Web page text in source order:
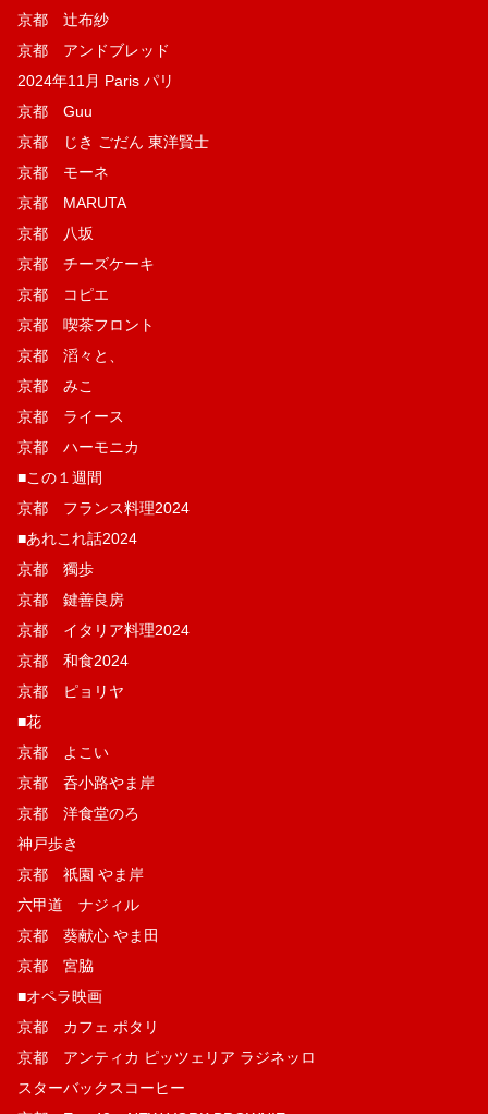
京都 辻布紗
京都 アンドブレッド
2024年11月 Paris パリ
京都 Guu
京都 じき ごだん 東洋賢士
京都 モーネ
京都 MARUTA
京都 八坂
京都 チーズケーキ
京都 コピエ
京都 喫茶フロント
京都 滔々と、
京都 みこ
京都 ライース
京都 ハーモニカ
■この１週間
京都 フランス料理2024
■あれこれ話2024
京都 獨歩
京都 鍵善良房
京都 イタリア料理2024
京都 和食2024
京都 ピョリヤ
■花
京都 よこい
京都 呑小路やま岸
京都 洋食堂のろ
神戸歩き
京都 祇園 やま岸
六甲道 ナジィル
京都 葵献心 やま田
京都 宮脇
■オペラ映画
京都 カフェ ポタリ
京都 アンティカ ピッツェリア ラジネッロ
スターバックスコーヒー